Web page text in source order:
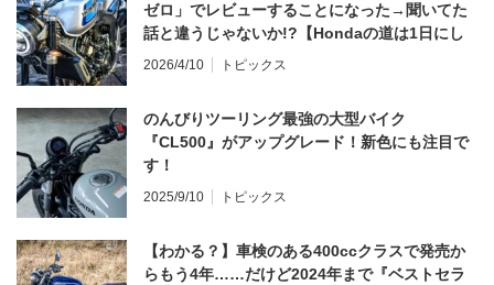
ゼロ」でレビューすることになった→聞いてた
話と違うじゃないか!?【Hondaの道は1日にし
てならず／CB1000F ①第一印象 編】
2026/4/10 トピックス
のんびりツーリング最強の大型バイク
『CL500』がアップグレード！新色にも注目で
す！
2025/9/10 トピックス
【わかる？】車検のある400ccクラスで発売か
らもう4年……だけど2024年まで『ベストセラ